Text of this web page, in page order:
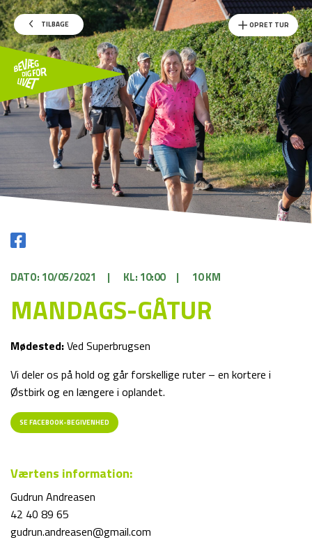
TILBAGE OPRET TUR
DATO: 10/05/2021 | KL: 10:00 | 10 KM
MANDAGS-GÅTUR
Mødested:Ved Superbrugsen
Vi deler os på hold og går forskellige ruter – en kortere i
Østbirk og en længere i oplandet.
SE FACEBOOK-BEGIVENHED
Værtens information:
Gudrun Andreasen
42 40 89 65
gudrun.andreasen@gmail.com